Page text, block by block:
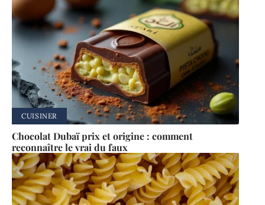
CUISINER
Chocolat Dubaï prix et origine : comment
reconnaître le vrai du faux